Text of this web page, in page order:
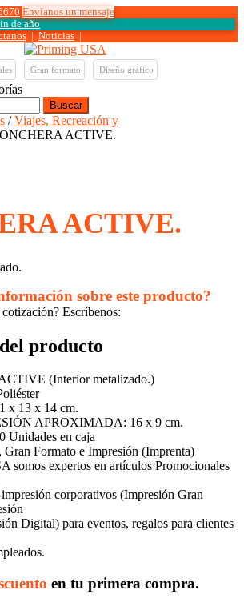
Envíanos un mensaje
de año
Noticias
Gran formato Diseño gráfico
/Viajes, Recreación y
ACTIVE.
ACTIVE.
sobre este producto?
Escríbenos:
producto
(Interior metalizado.)
x 13 x 14 cm.
APROXIMADA: 16 x 9 cm.
Unidades en caja
Gran Formato e Impresión (Imprenta)
somos expertos en artículos Promocionales
corporativos (Impresión Gran
Digital) para eventos, regalos para clientes
en tu primera compra.